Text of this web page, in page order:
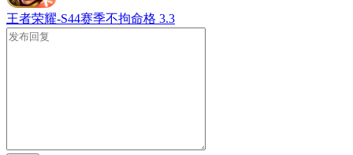
王者荣耀-S44赛季不拘命格 3.3